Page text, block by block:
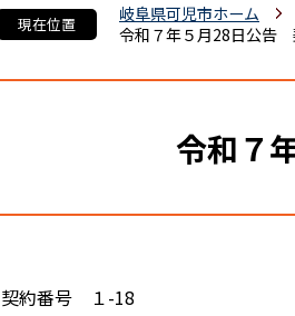
現在位置 岐阜県可児市ホーム
令和７年５月28日公
令和７
契約番号 １-18